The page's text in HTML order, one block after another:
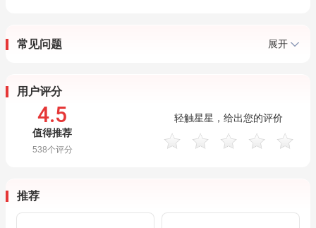
常见问题 展开
用户评分
4.5
值得推荐
538个评分
轻触星星，给出您的评价
推荐